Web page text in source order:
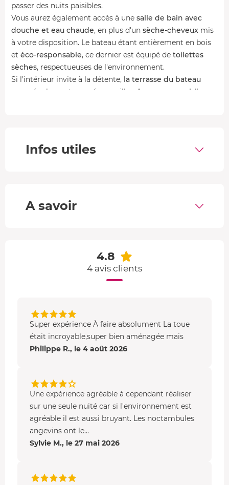
passer des nuits paisibles.
Vous aurez également accès à une salle de bain avec
douche et eau chaude, en plus d'un sèche-cheveux mis
à votre disposition. Le bateau étant entièrement en bois
et éco-responsable, ce dernier est équipé de toilettes
sèches, respectueuses de l'environnement.
Si l’intérieur invite à la détente, la terrasse du bateau
saura également vous émerveiller. Avec sa
vue sublime
Les petits plus du bateau
mis à votre disposition : Prises
Savourez un réveil gourmand à bord, avec
jus de fruits,
Que faire sur place et aux alentours ?
Remontez le temps en visitant l'incontournable
d'Angers. Un chef-d'œuvre médiéval unique au monde à
seulement 5 minutes à pied.
Partez également à la découverte du
Et pour les amoureux des balades,
vers le lac de Mainevous invitent à de longues
promenades au bord de l’eau.
Infos utiles
A savoir
4.8
4 avis clients
Super expérience À faire absolument La toue
était incroyable,super bien aménagée mais
Philippe R., le 4 août 2026
Une expérience agréable à cependant réaliser
sur une seule nuité car si l'environnement est
agréable il est aussi bruyant. Les noctambules
angevins ont le...
Sylvie M., le 27 mai 2026